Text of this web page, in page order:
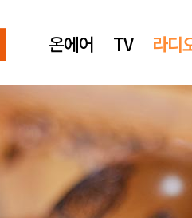
온에어 TV 라디